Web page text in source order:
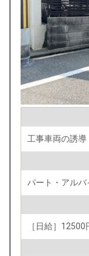
工事車両の誘
パート・アルバ
［日給］12500